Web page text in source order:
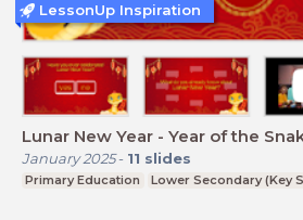
Lunar New Year - Year of the
January 2025- 11 slides
Primary Education Lower Secondary (Key
LessonUp Inspiration